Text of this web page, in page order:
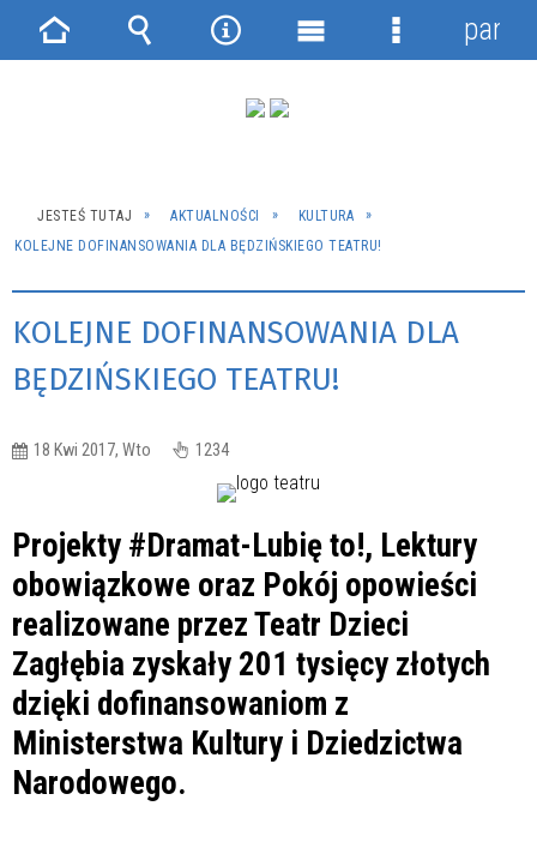
JESTEŚ TUTAJ AKTUALNOŚCI
KULTURA
KOLEJNE DOFINANSOWANIA DLA BĘDZIŃSKIEGO TEATRU!
KOLEJNE DOFINANSOWANIA DLA
BĘDZIŃSKIEGO TEATRU!
18 Kwi 2017, Wto 1234
Projekty #Dramat-Lubię to!, Lektury
obowiązkowe oraz Pokój opowieści
realizowane przez Teatr Dzieci
Zagłębia zyskały 201 tysięcy złotych
dzięki dofinansowaniom z
Ministerstwa Kultury i Dziedzictwa
Narodowego.
Strona Wyszukiwarka
NarzędziaMenu
Menu
panel